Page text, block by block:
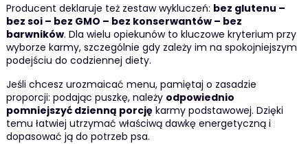
Producent deklaruje też zestaw wykluczeń: bez glutenu –
bez soi – bez GMO – bez konserwantów – bez
barwników. Dla wielu opiekunów to kluczowe kryterium przy
wyborze karmy, szczególnie gdy zależy im na spokojniejszym
podejściu do codziennej diety.
Jeśli chcesz urozmaicać menu, pamiętaj o zasadzie
proporcji: podając puszkę, należy odpowiednio
pomniejszyć dzienną porcjękarmy podstawowej. Dzięki
temu łatwiej utrzymać właściwą dawkę energetyczną i
dopasować ją do potrzeb psa.